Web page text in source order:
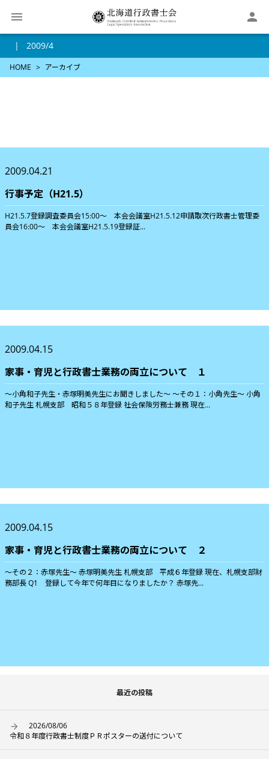

2009/4
HOME アーカイブ
2009.04.21
行事予定（H21.5）
H21.5.7登録調査委員会15:00～ 本会会議室H21.5.12申請取次行政書士管理委
員会16:00～ 本会会議室H21.5.19登録証...
2009.04.15
家事・育児と行政書士業務の両立について １
〜小角和子先生・赤塚明美先生にお聞きしました〜 〜その１：小角先生〜 小角
和子先生 札幌支部 昭和５８年登録 社会保険労務士兼務 現在...
2009.04.15
家事・育児と行政書士業務の両立について ２
〜その２：赤塚先生〜 赤塚明美先生 札幌支部 平成６年登録 現在、札幌支部財
務部長 Q1 登録して今年で何年目になりましたか？ 赤塚先...
最近の投稿
2026/08/06
令和８年度行政書士制度ＰＲポスターの送付について